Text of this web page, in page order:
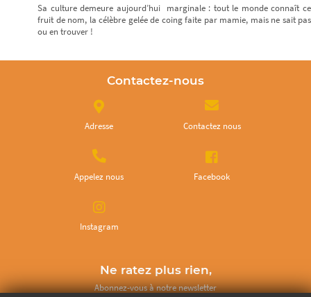
Sa culture demeure aujourd’hui marginale : tout le monde connaît ce
fruit de nom, la célèbre gelée de coing faite par mamie, mais ne sait pas
ou en trouver !
Contactez-nous
Adresse Contactez nous
Appelez nous Facebook
Instagram
Ne ratez plus rien,
Abonnez-vous à notre newsletter